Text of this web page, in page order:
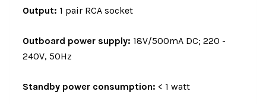
Output: 1 pair RCA socket
Outboard power supply: 18V/500mA DC; 220 -
240V, 50Hz
Standby power consumption: < 1 watt